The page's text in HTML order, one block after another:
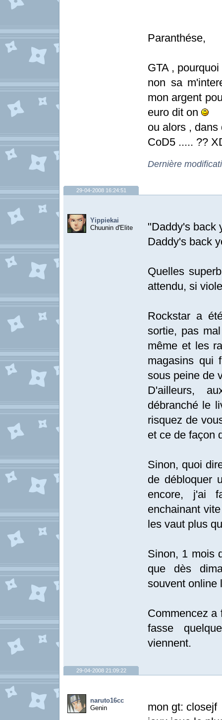
Paranthése,
GTA ,
non sa
mon argent
euro dit on
ou alors ,
CoD5 ..... ??
Dernière
29-04-2008 16:24:51
Yippiekai
Chuunin d'Elite
"Daddy's back
Daddy's back
Quelles
attendu, si
Rockstar a
sortie, pas
même et les
magasins qui
sous peine de
D'ailleurs,
débranché le
risquez de
et ce de façon
Sinon, quoi
de débloquer
encore, j'ai
enchainant
les vaut plus
Sinon, 1 mois
que dès
souvent online
Commencez a
fasse
viennent.
29-04-2008 21:09:22
naruto16cc
Genin
mon gt: closejf